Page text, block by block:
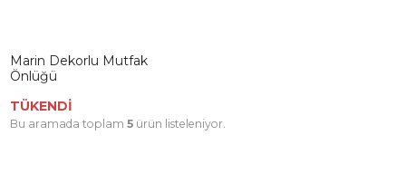
Marin Dekorlu Mutfak
Önlüğü
TÜKENDİ
Bu aramada toplam 5ürün listeleniyor.